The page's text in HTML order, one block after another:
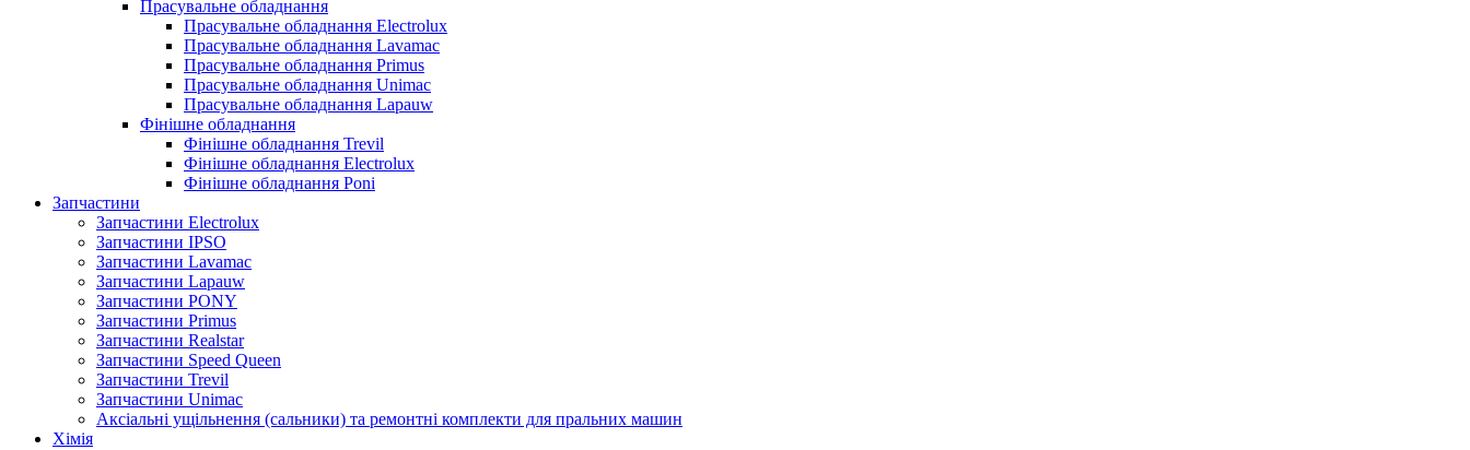
Прасувальне обладнання
Прасувальне обладнання Electrolux
Прасувальне обладнання Lavamac
Прасувальне обладнання Primus
Прасувальне обладнання Unimac
Прасувальне обладнання Lapauw
Фінішне обладнання
Фінішне обладнання Trevil
Фінішне обладнання Electrolux
Фінішне обладнання Poni
Запчастини
Запчастини Electrolux
Запчастини IPSO
Запчастини Lavamac
Запчастини Lapauw
Запчастини PONY
Запчастини Primus
Запчастини Realstar
Запчастини Speed Queen
Запчастини Trevil
Запчастини Unimac
Аксіальні ущільнення (сальники) та ремонтні комплекти для пральних машин
Хімія